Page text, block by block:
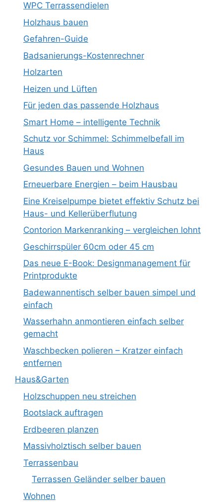
WPC Terrassendielen
Holzhaus bauen
Gefahren-Guide
Badsanierungs-Kostenrechner
Holzarten
Heizen und Lüften
Für jeden das passende Holzhaus
Smart Home – intelligente Technik
Schutz vor Schimmel: Schimmelbefall im
Haus
Gesundes Bauen und Wohnen
Erneuerbare Energien – beim Hausbau
Eine Kreiselpumpe bietet effektiv Schutz bei
Haus- und Kellerüberflutung
Contorion Markenranking – vergleichen lohnt
Geschirrspüler 60cm oder 45 cm
Das neue E-Book: Designmanagement für
Printprodukte
Badewannentisch selber bauen simpel und
einfach
Wasserhahn anmontieren einfach selber
gemacht
Waschbecken polieren – Kratzer einfach
entfernen
Haus&Garten
Holzschuppen neu streichen
Bootslack auftragen
Erdbeeren planzen
Massivholztisch selber bauen
Terrassenbau
Terrassen Geländer selber bauen
Wohnen